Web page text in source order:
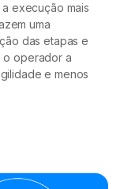
execução mais
uma
das etapas e
o operador a
e menos